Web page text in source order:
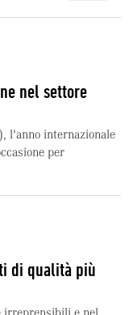
nel settore
l'anno internazionale
per
di qualità più